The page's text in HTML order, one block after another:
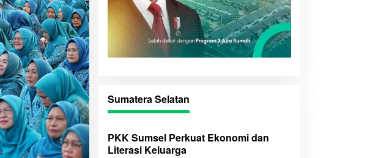
Sumatera Selatan
PKK Sumsel Perkuat Ekonomi dan
Literasi Keluarga